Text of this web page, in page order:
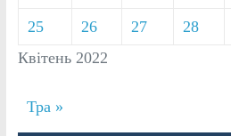
Квітень 2022
25 26 27 28
Тра »